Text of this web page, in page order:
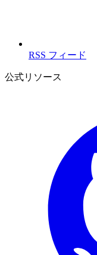
RSS フィード
公式リソース